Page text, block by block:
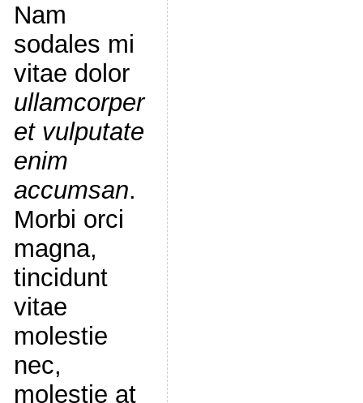
Nam
sodales mi
vitae dolor
ullamcorper
et vulputate
enim
accumsan.
Morbi orci
magna,
tincidunt
vitae
molestie
nec,
molestie at